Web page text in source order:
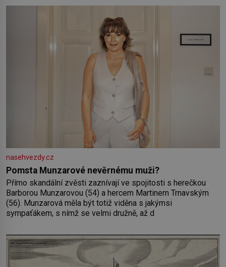
pokožky. Ohnivá znamení Ženy narozené ve znamení Berana,
nasehvezdy.cz
Pomsta Munzarové nevěrnému muži?
Přímo skandální zvěsti zaznívají ve spojitosti s herečkou
Barborou Munzarovou (54) a hercem Martinem Trnavským
(56). Munzarová měla být totiž viděna s jakýmsi
sympaťákem, s nímž se velmi družně, až d